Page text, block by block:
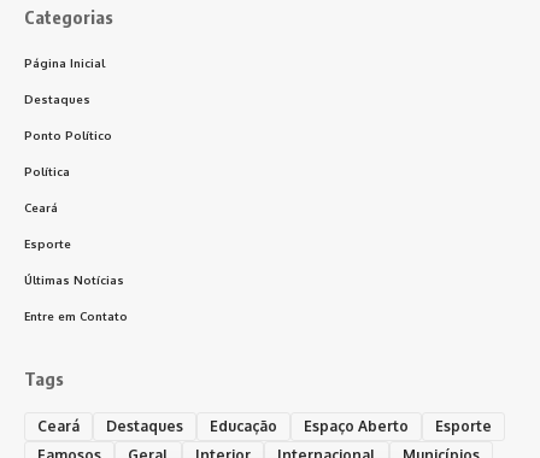
Categorias
Página Inicial
Destaques
Ponto Político
Política
Ceará
Esporte
Últimas Notícias
Entre em Contato
Tags
Ceará Destaques Educação Espaço Aberto
Esporte